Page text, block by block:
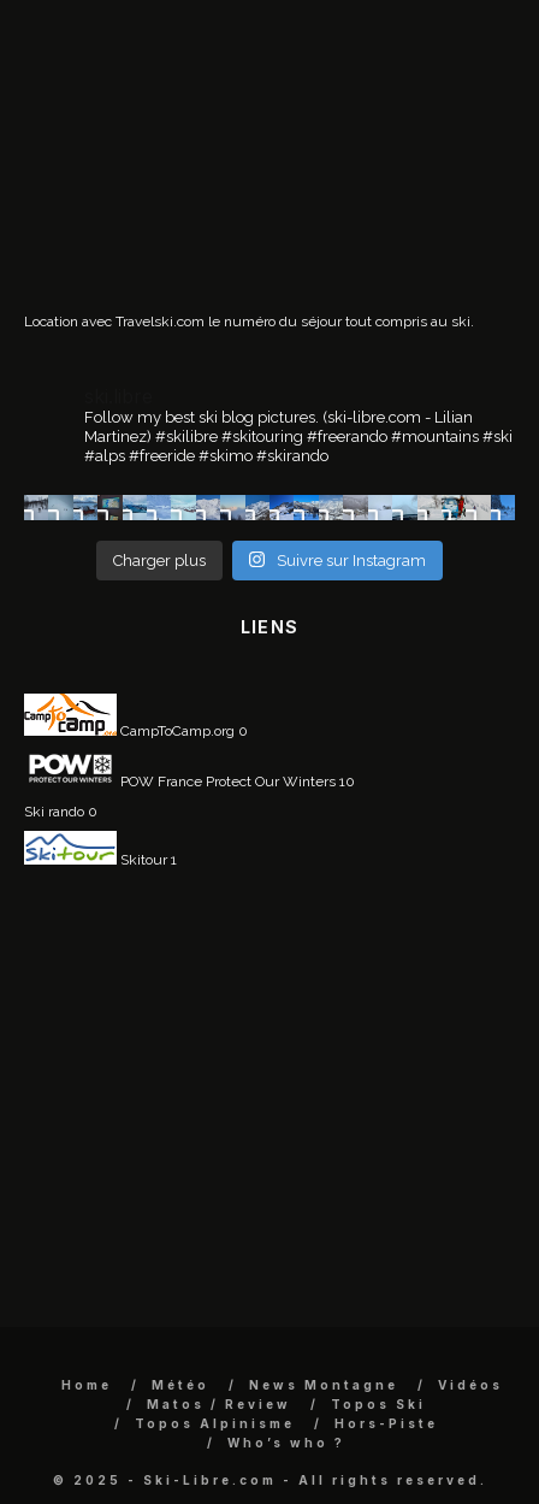
Location avec Travelski.com le numéro du séjour tout compris au ski.
Follow my best ski blog pictures. (ski-libre.com - Lilian
Martinez) #skilibre #skitouring #freerando #mountains #ski
#alps #freeride #skimo #skirando
Charger plus Suivre sur Instagram
LIENS
CampToCamp.org 0
POW France Protect Our Winters 10
Ski rando 0
Skitour1
Home Météo News Montagne
Vidéos
Matos / Review
Topos Ski
Topos Alpinisme
Hors-Piste
Who’s who ?
© 2025 - Ski-Libre.com - All rights reserved.